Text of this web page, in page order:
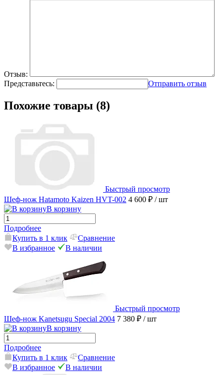
Отзыв:
Представьтесь:
Отправить отзыв
Похожие товары (8)
Быстрый просмотр
Шеф-нож Hatamoto Kaizen HVT-002 4 600 ₽ / шт
В корзину
Подробнее
Купить в 1 клик
Сравнение
В избранное
В наличии
Быстрый просмотр
Шеф-нож Kanetsugu Special 2004 7 380 ₽ / шт
В корзину
Подробнее
Купить в 1 клик
Сравнение
В избранное
В наличии